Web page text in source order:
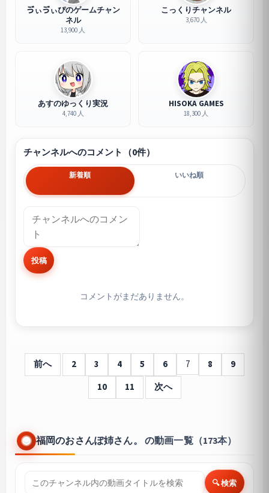
ゔぃゔぃぴのゲームチャン
ネル
13,900 人
こっくりチャンネル
3,670 人
あすのゆっくり実況
4,740 人
HISOKA GAMES
18,300 人
チャンネルへのコメント（0件）
新着順 いいね順
投稿
コメントがまだありません。
前へ 2 3 4 5 6 7 8
9
10
11 次へ
福岡のおさんぽ姉さん。 の動画一覧（173本）
🔍 検索